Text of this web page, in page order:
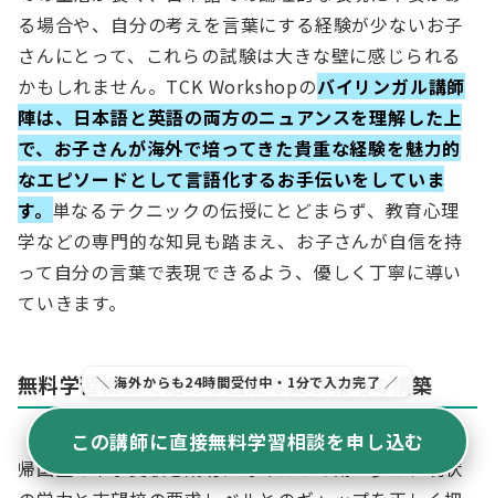
＼ 海外からも24時間受付中・1分で入力完了 ／
この講師に直接無料学習相談を申し込む
る場合や、自分の考えを言葉にする経験が少ないお子
さんにとって、これらの試験は大きな壁に感じられる
かもしれません。TCK Workshopのバイリンガル講師
陣は、日本語と英語の両方のニュアンスを理解した上
で、お子さんが海外で培ってきた貴重な経験を魅力的
なエピソードとして言語化するお手伝いをしていま
す。 単なるテクニックの伝授にとどまらず、教育心理
学などの専門的な知見も踏まえ、お子さんが自信を持
って自分の言葉で表現できるよう、優しく丁寧に導い
ていきます。
無料学習相談で始める最適な受験戦略の構築
帰国生の中学受験を成功に導くための第一歩は、現状